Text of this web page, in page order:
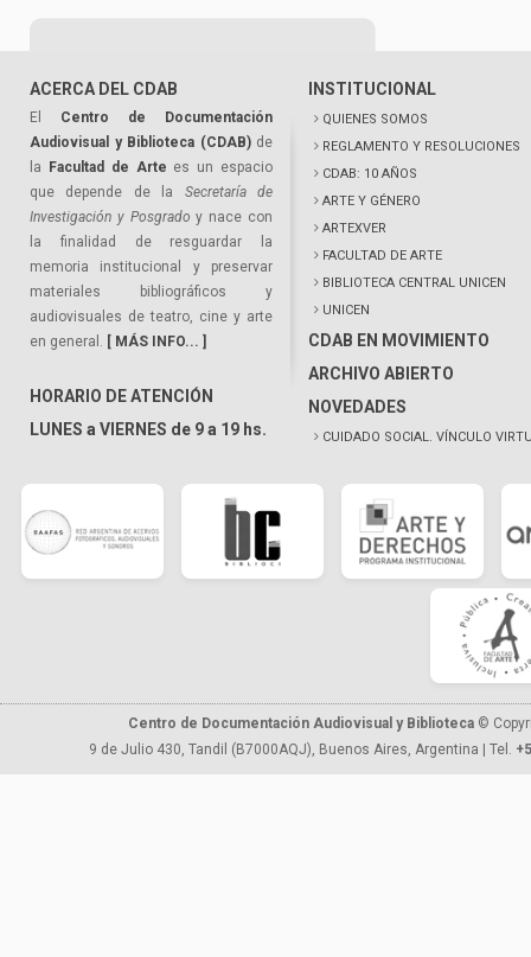
ACERCA DEL CDAB
El Centro de Documentación
Audiovisual y Biblioteca (CDAB)de
la
Facultad de Arte es un espacio
que depende de la Secretaría de
Investigación y Posgrado y nace con
la finalidad de resguardar la
memoria institucional y preservar
materiales bibliográficos y
audiovisuales de teatro, cine y arte
en general. [ MÁS INFO... ]
HORARIO DE ATENCIÓN
LUNES a VIERNES de 9 a 19 hs.
INSTITUCIONAL
QUIENES SOMOS
REGLAMENTO Y RESOLUCIONES
CDAB: 10 AÑOS
ARTE Y GÉNERO
ARTEXVER
FACULTAD DE ARTE
BIBLIOTECA CENTRAL UNICEN
UNICEN
CDAB EN MOVIMIENTO
ARCHIVO ABIERTO
NOVEDADES
CUIDADO SOCIAL. VÍNCULO
Centro de Documentación Audiovisual y Biblioteca ©
9 de Julio 430, Tandil (B7000AQJ), Buenos Aires, Argentina | Tel.